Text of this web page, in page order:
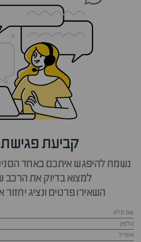
קביעת פגישת
נשמח להיפגש איתכם באחד
למצוא בדיוק את
השאירו פרטים ונציג